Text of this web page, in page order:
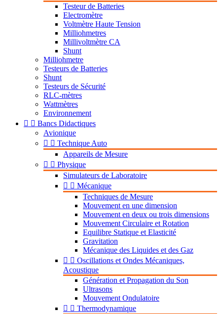
Testeur de Batteries
Electromètre
Voltmètre Haute Tension
Milliohmetres
Millivoltmètre CA
Shunt
Milliohmetre
Testeurs de Batteries
Shunt
Testeurs de Sécurité
RLC-mètres
Wattmètres
Environnement
  Bancs Didactiques
Avionique
  Technique Auto
Appareils de Mesure
  Physique
Simulateurs de Laboratoire
  Mécanique
Techniques de Mesure
Mouvement en une dimension
Mouvement en deux ou trois dimensions
Mouvement Circulaire et Rotation
Equilibre Statique et Elasticité
Gravitation
Mécanique des Liquides et des Gaz
  Oscillations et Ondes Mécaniques,
Acoustique
Génération et Propagation du Son
Ultrasons
Mouvement Ondulatoire
  Thermodynamique